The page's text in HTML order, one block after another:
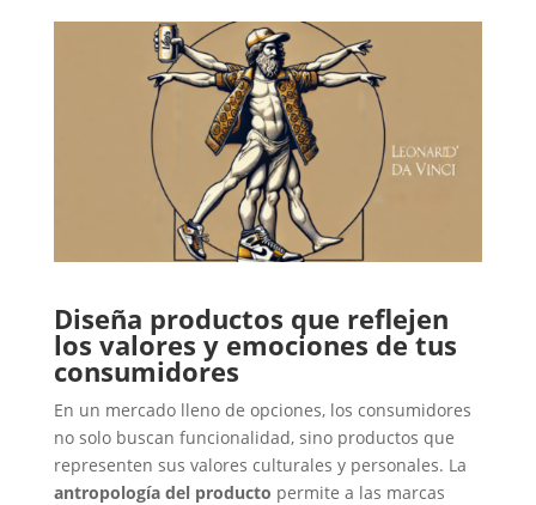
Diseña productos que reflejen
los valores y emociones de tus
consumidores
En un mercado lleno de opciones, los consumidores
no solo buscan funcionalidad, sino productos que
representen sus valores culturales y personales. La
antropología del producto permite a las marcas